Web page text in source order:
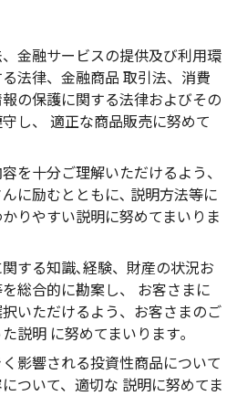
金融サービスの提供及び利用環
法律、金融商品 取引法、消費
の保護に関する法律およびその
し、 適正な商品販売に努めて
を十分ご理解いただけるよう、
に励むとともに､ 説明方法等に
りやすい説明に努めてまいりま
する知識､経験、財産の状況お
総合的に勘案し、 お客さまに
いただけるよう、お客さまのご
説明 に努めてまいります｡
影響される投資性商品について
ついて、適切な 説明に努めてま